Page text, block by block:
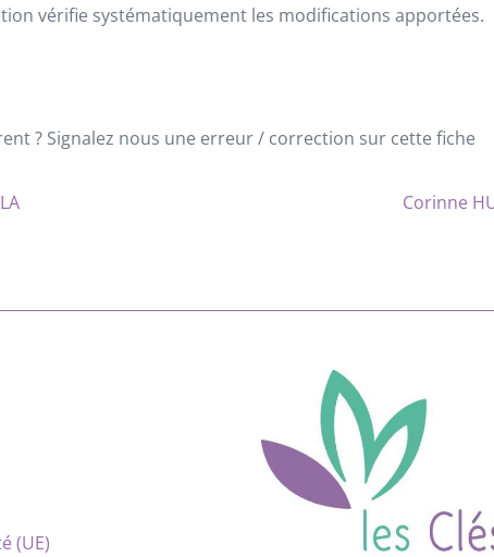
vérifie systématiquement les modifications apportées.
? Signalez nous une erreur / correction sur cette fiche
Corinne
(UE)